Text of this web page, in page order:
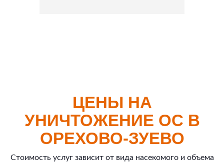
ЦЕНЫ НА
УНИЧТОЖЕНИЕ ОС В
ОРЕХОВО-ЗУЕВО
Стоимость услуг зависит от вида насекомого и объема